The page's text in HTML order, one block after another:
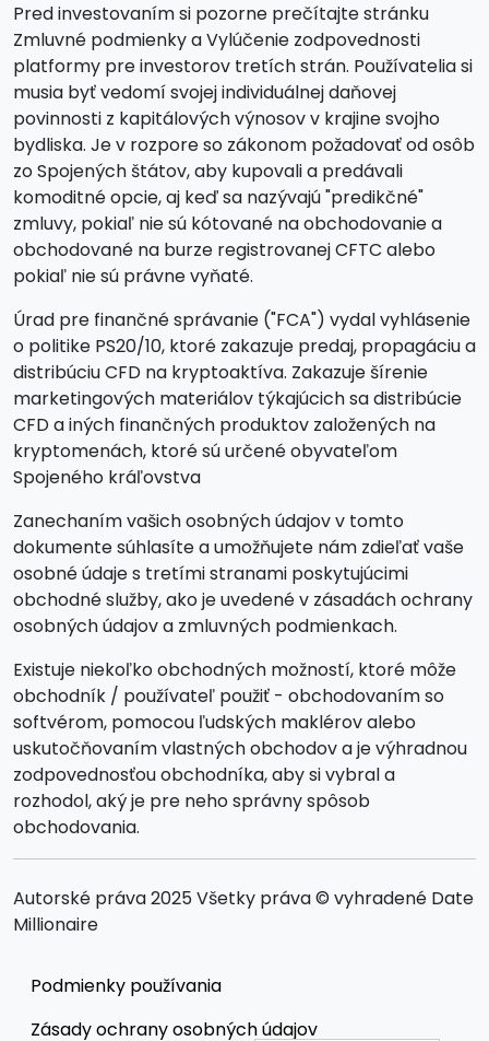
Pred investovaním si pozorne prečítajte stránku
Zmluvné podmienky a Vylúčenie zodpovednosti
platformy pre investorov tretích strán. Používatelia si
musia byť vedomí svojej individuálnej daňovej
povinnosti z kapitálových výnosov v krajine svojho
bydliska. Je v rozpore so zákonom požadovať od osôb
zo Spojených štátov, aby kupovali a predávali
komoditné opcie, aj keď sa nazývajú "predikčné"
zmluvy, pokiaľ nie sú kótované na obchodovanie a
obchodované na burze registrovanej CFTC alebo
pokiaľ nie sú právne vyňaté.
Úrad pre finančné správanie ("FCA") vydal vyhlásenie
o politike PS20/10, ktoré zakazuje predaj, propagáciu a
distribúciu CFD na kryptoaktíva. Zakazuje šírenie
marketingových materiálov týkajúcich sa distribúcie
CFD a iných finančných produktov založených na
kryptomenách, ktoré sú určené obyvateľom
Spojeného kráľovstva
Zanechaním vašich osobných údajov v tomto
dokumente súhlasíte a umožňujete nám zdieľať vaše
osobné údaje s tretími stranami poskytujúcimi
obchodné služby, ako je uvedené v zásadách ochrany
osobných údajov a zmluvných podmienkach.
Existuje niekoľko obchodných možností, ktoré môže
obchodník / používateľ použiť - obchodovaním so
softvérom, pomocou ľudských maklérov alebo
uskutočňovaním vlastných obchodov a je výhradnou
zodpovednosťou obchodníka, aby si vybral a
rozhodol, aký je pre neho správny spôsob
obchodovania.
Autorské práva 2025 Všetky práva © vyhradené Date
Millionaire
Podmienky používania
Zásady ochrany osobných údajov